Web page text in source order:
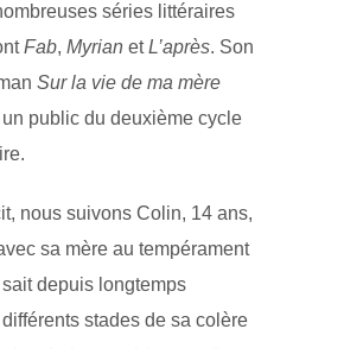
séries littéraires
Fab, Myrian etL’après. Son
Sur la vie de ma mère
un public du deuxième cycle
nous suivons Colin, 14 ans,
sa mère au tempérament
depuis longtemps
stades de sa colère